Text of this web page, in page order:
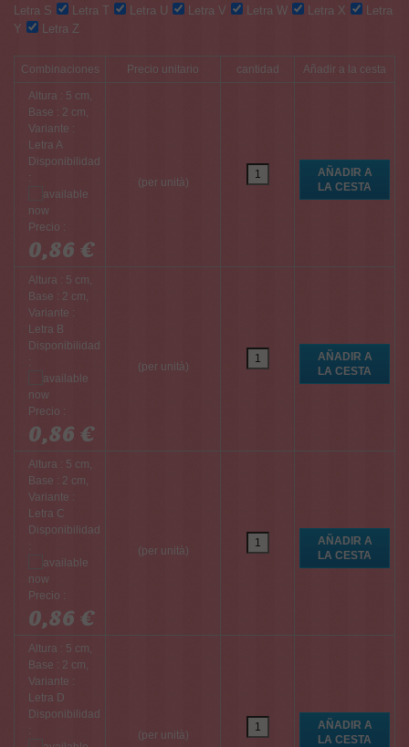
Letra S
Letra T Letra U Letra V Letra W Letra X
Letra
Y
Letra Z
Combinaciones Precio unitario cantidad Añadir a la cesta
Altura : 5 cm,
Base : 2 cm,
Variante :
Letra A
Disponibilidad
:
Precio :
0,86 €
(per unità)
Altura : 5 cm,
Base : 2 cm,
Variante :
Letra B
Disponibilidad
:
Precio :
0,86 €
(per unità)
Altura : 5 cm,
Base : 2 cm,
Variante :
Letra C
Disponibilidad
:
Precio :
0,86 €
(per unità)
Altura : 5 cm,
Base : 2 cm,
Variante :
Letra D
Disponibilidad
:
(per unità)